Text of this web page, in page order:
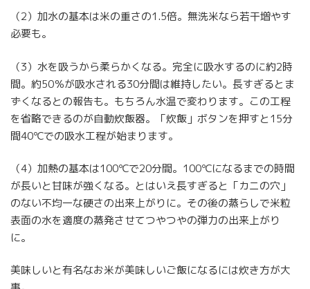
（2）加水の基本は米の重さの1.5倍。無洗米なら若干増やす
必要も。
（3）水を吸うから柔らかくなる。完全に吸水するのに約2時
間。約50％が吸水される30分間は維持したい。長すぎるとま
ずくなるとの報告も。もちろん水温で変わります。この工程
を省略できるのが自動炊飯器。「炊飯」ボタンを押すと15分
間40℃での吸水工程が始まります。
（4）加熱の基本は100℃で20分間。100℃になるまでの時間
が長いと甘味が強くなる。とはいえ長すぎると「カニの穴」
のない不均一な硬さの出来上がりに。その後の蒸らしで米粒
表面の水を適度の蒸発させてつやつやの弾力の出来上がり
に。
美味しいと有名なお米が美味しいご飯になるには炊き方が大